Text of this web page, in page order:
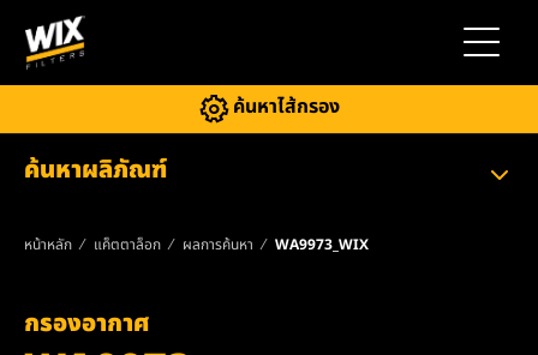
สลับการ
ค้นหาไส้กรอง
ค้นหาผลิภัณฑ์
หน้าหลัก แค็ตตาล็อก ผลการค้นหา WA9973_WIX
กรองอากาศ